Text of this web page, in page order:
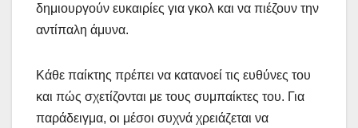
δημιουργούν ευκαιρίες για γκολ και να πιέζουν την
αντίπαλη άμυνα.
Κάθε παίκτης πρέπει να κατανοεί τις ευθύνες του
και πώς σχετίζονται με τους συμπαίκτες του. Για
παράδειγμα, οι μέσοι συχνά χρειάζεται να